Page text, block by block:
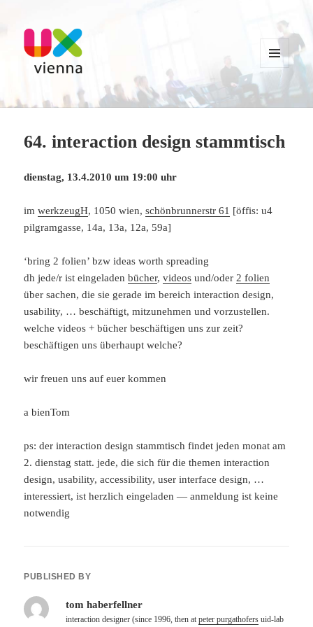
UXvienna
MENU
WIDGETS
64. interaction design stammtisch
dienstag, 13.4.2010 um 19:00 uhr
imwerkzeugH, 1050 wien,schönbrunnerstr 61 [öffis: u4
pilgramgasse, 14a, 13a, 12a, 59a]
‘bring 2 folien’ bzw ideas worth spreading
dh jede/r ist eingeladenbücher,videos und/oder2 folien
über sachen, die sie gerade im bereich interaction design,
usability, … beschäftigt, mitzunehmen und vorzustellen.
welche videos + bücher beschäftigen uns zur zeit?
beschäftigen uns überhaupt welche?
wir freuen uns auf euer kommen
a bienTom
ps: der interaction design stammtisch findet jeden monat am
2. dienstag statt. jede, die sich für die themen interaction
design, usability, accessibility, user interface design, …
interessiert, ist herzlich eingeladen — anmeldung ist keine
notwendig
PUBLISHED BY
tom haberfellner
interaction designer (since 1996, then atpeter purgathofers uid-lab